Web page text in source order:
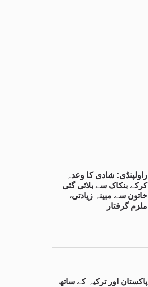
راولپنڈی: شادی کا وعدہ
کرکے بنکاک سے بلائی گئی
خاتون سے مبینہ زیادتی،
ملزم گرفتار
پاکستان اور ترکیہ کے ساتھ